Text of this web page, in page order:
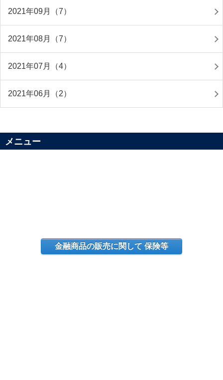
2021年09月（7）
2021年08月（7）
2021年07月（4）
2021年06月（2）
メニュー
金融商品の販売に関して 保険等